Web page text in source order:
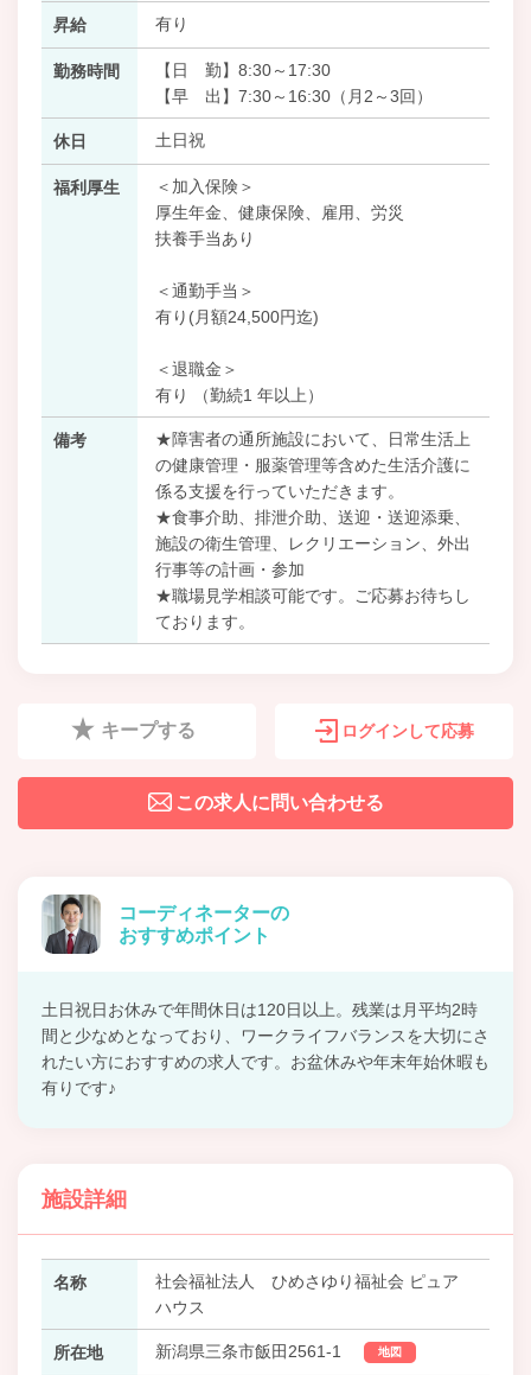
昇給 有り
勤務時間
【日 勤】8:30～17:30
【早 出】7:30～16:30（月2～3回）
休日 土日祝
福利厚生
＜加入保険＞
厚生年金、健康保険、雇用、労災
扶養手当あり
＜通勤手当＞
有り(月額24,500円迄)
＜退職金＞
有り （勤続1 年以上）
備考
★障害者の通所施設において、日常生活上
の健康管理・服薬管理等含めた生活介護に
係る支援を行っていただきます。
★食事介助、排泄介助、送迎・送迎添乗、
施設の衛生管理、レクリエーション、外出
行事等の計画・参加
★職場見学相談可能です。ご応募お待ちし
ております。
キープする ログインして応募
この求人に問い合わせる
コーディネーターの
おすすめポイント
土日祝日お休みで年間休日は120日以上。残業は月平均2時
間と少なめとなっており、ワークライフバランスを大切にさ
れたい方におすすめの求人です。お盆休みや年末年始休暇も
有りです♪
施設詳細
名称
社会福祉法人 ひめさゆり福祉会 ピュア
ハウス
所在地 新潟県三条市飯田2561-1 地図